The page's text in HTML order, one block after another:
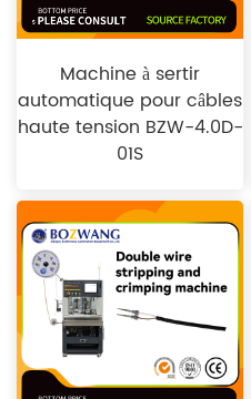
Machine à sertir
automatique pour câbles
haute tension BZW-4.0D-
01S